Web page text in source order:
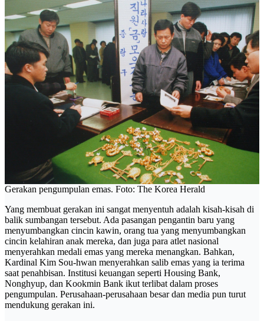
Gerakan pengumpulan emas. Foto: The Korea Herald
Yang membuat gerakan ini sangat menyentuh adalah kisah-kisah di
balik sumbangan tersebut. Ada pasangan pengantin baru yang
menyumbangkan cincin kawin, orang tua yang menyumbangkan
cincin kelahiran anak mereka, dan juga para atlet nasional
menyerahkan medali emas yang mereka menangkan. Bahkan,
Kardinal Kim Sou-hwan menyerahkan salib emas yang ia terima
saat penahbisan. Institusi keuangan seperti Housing Bank,
Nonghyup, dan Kookmin Bank ikut terlibat dalam proses
pengumpulan. Perusahaan-perusahaan besar dan media pun turut
mendukung gerakan ini.